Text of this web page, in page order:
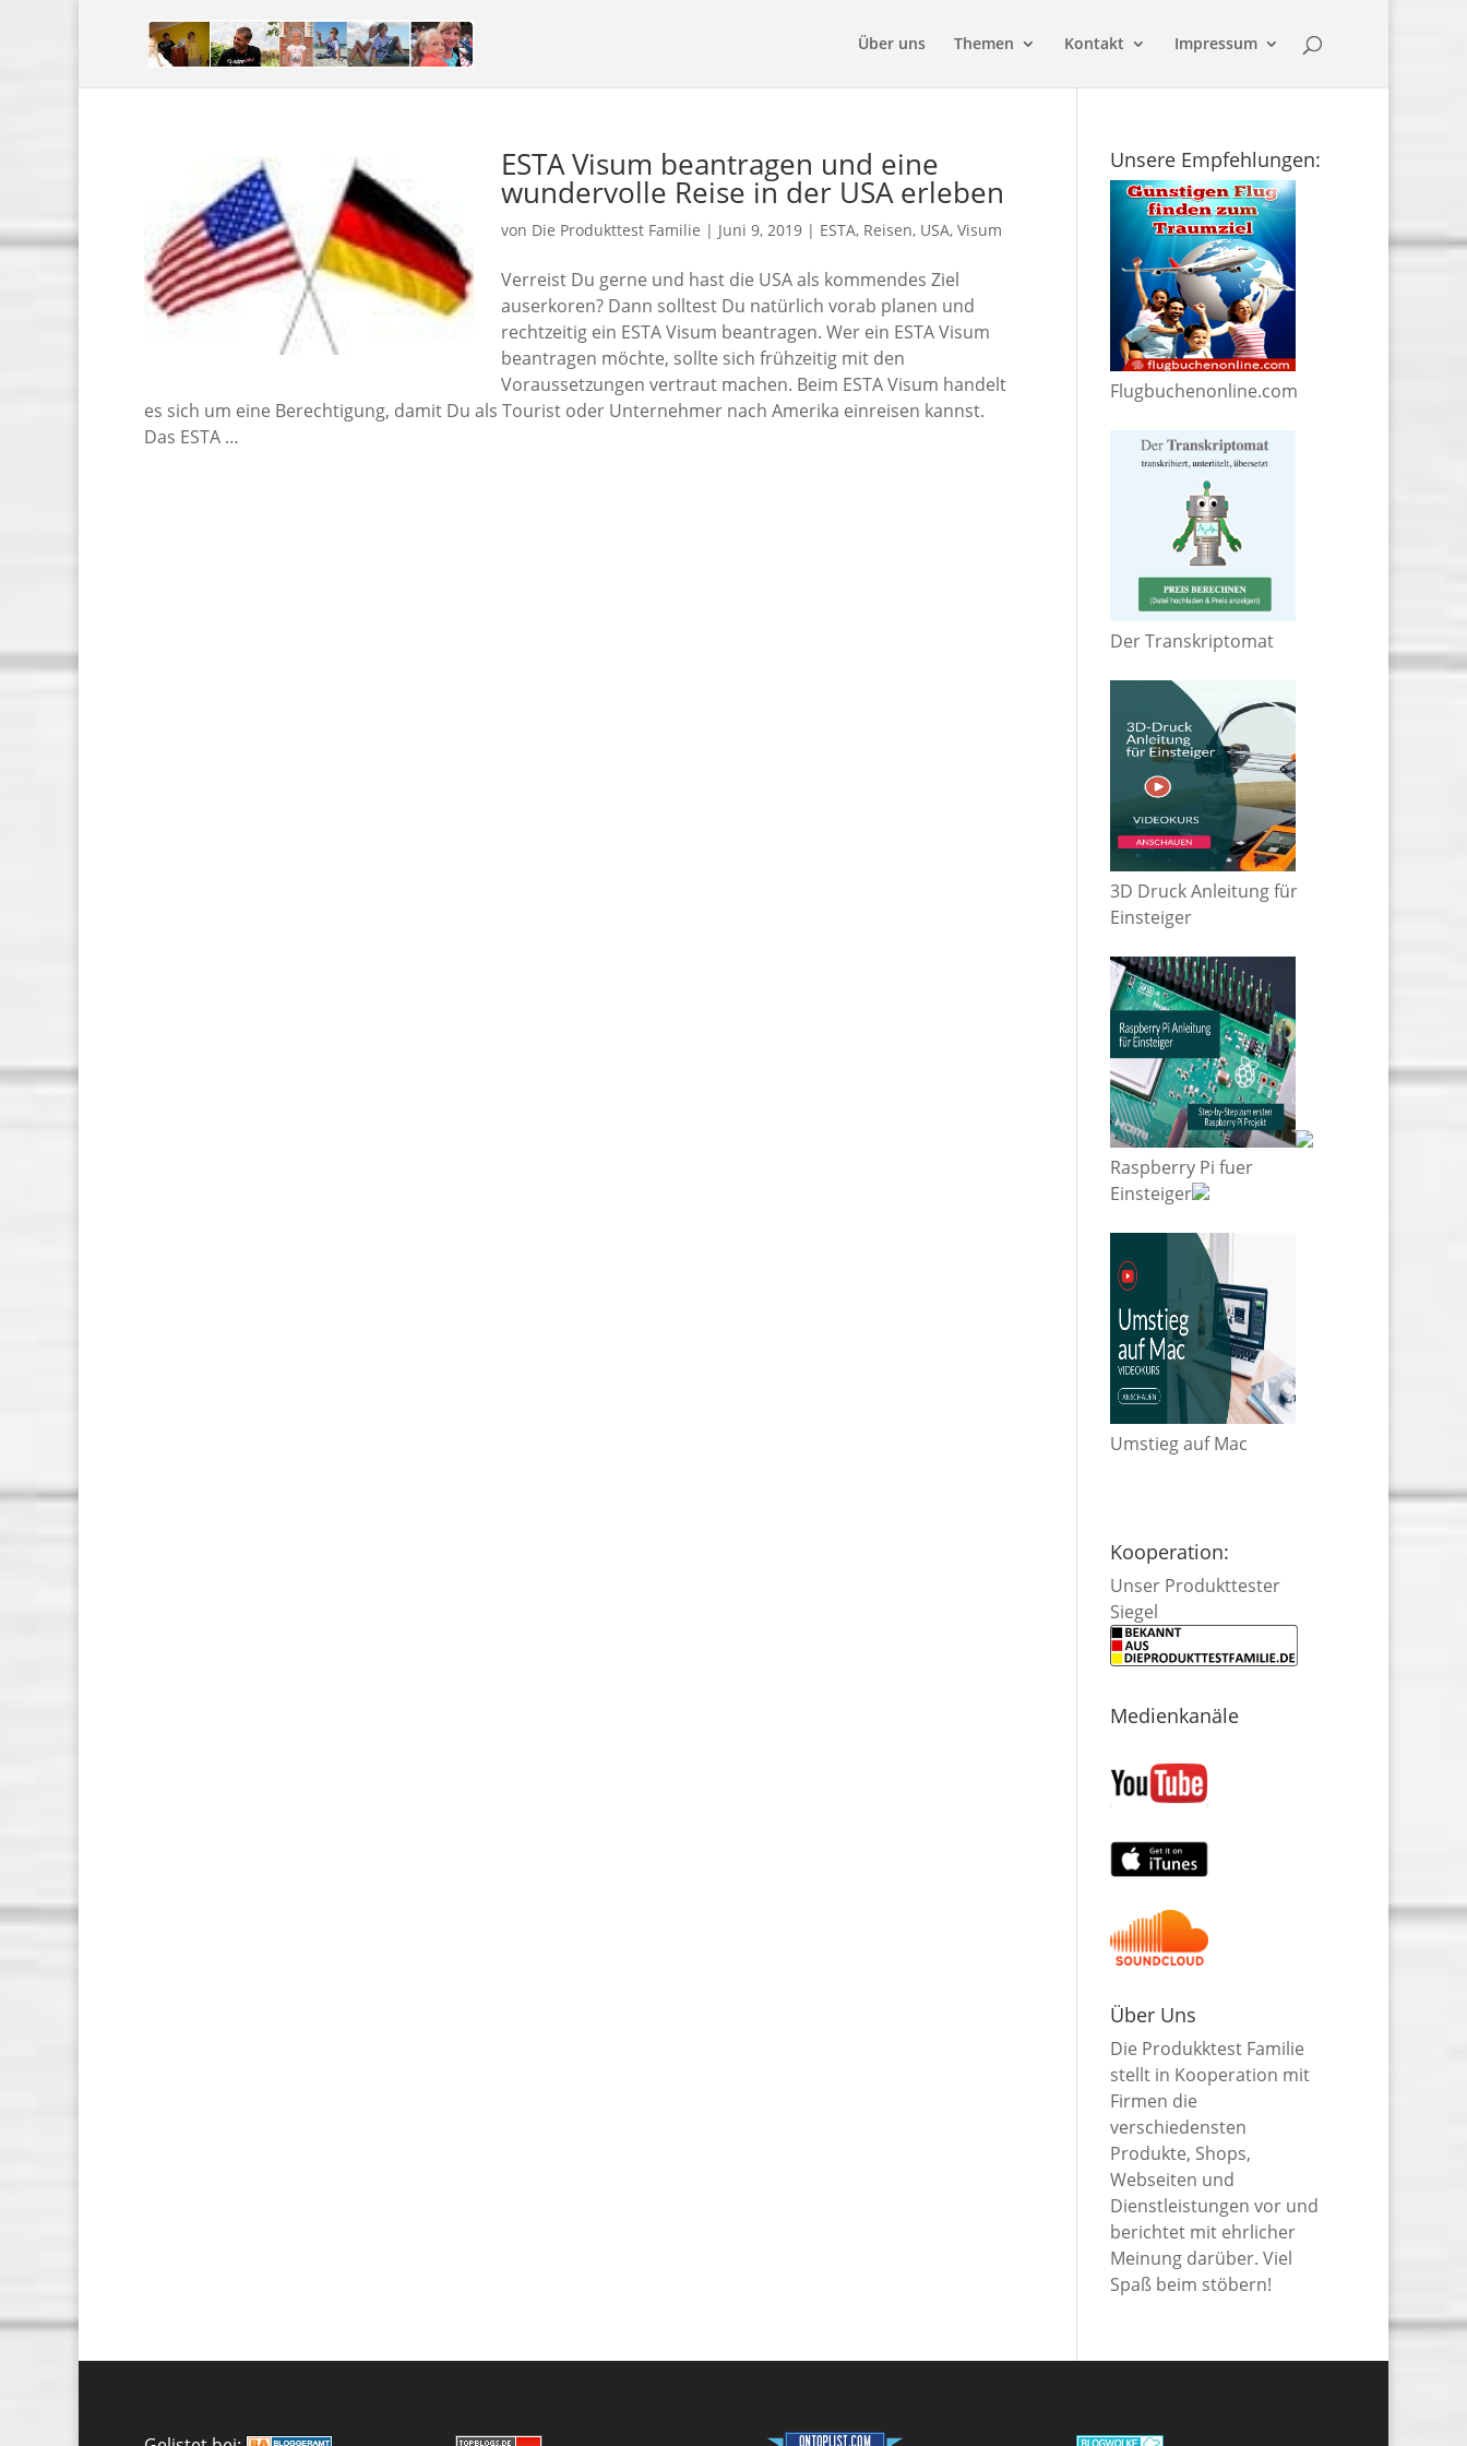
Über uns Themen Kontakt Impressum
ESTA Visum beantragen und eine
wundervolle Reise in der USA erleben
von Die Produkttest Familie | Juni 9, 2019 | ESTA, Reisen, USA,Visum
Verreist Du gerne und hast die USA als kommendes Ziel
auserkoren? Dann solltest Du natürlich vorab planen und
rechtzeitig ein ESTA Visum beantragen. Wer ein ESTA Visum
beantragen möchte, sollte sich frühzeitig mit den
Voraussetzungen vertraut machen. Beim ESTA Visum handelt
es sich um eine Berechtigung, damit Du als Tourist oder Unternehmer nach Amerika einreisen kannst.
Das ESTA …
Unsere Empfehlungen:
Flugbuchenonline.com
Der Transkriptomat
3D Druck Anleitung für
Einsteiger
Raspberry Pi fuer
Einsteiger
Umstieg auf Mac
Kooperation:
Unser Produkttester
Siegel
Medienkanäle
Über Uns
Die Produkktest Familie
stellt in Kooperation mit
Firmen die
verschiedensten
Produkte, Shops,
Webseiten und
Dienstleistungen vor und
berichtet mit ehrlicher
Meinung darüber. Viel
Spaß beim stöbern!